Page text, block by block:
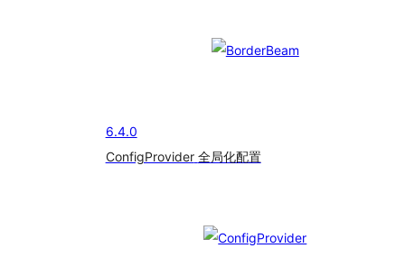
6.4.0
ConfigProvider 全局化配置